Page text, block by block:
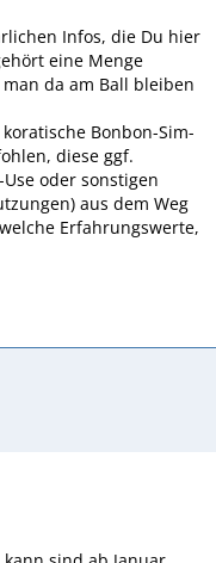
Infos, die Du hier
eine Menge
da am Ball bleiben
Bonbon-Sim-
diese ggf.
oder sonstigen
aus dem Weg
Erfahrungswerte,